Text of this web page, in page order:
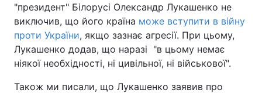
"президент" Білорусі Олександр Лукашенко не
виключив, що його країна може вступити в війну
проти України, якщо зазнає агресії. При цьому,
Лукашенко додав, що наразі "в цьому немає
ніякої необхідності, ні цивільної, ні військової".
Також ми писали, що Лукашенко заявив про